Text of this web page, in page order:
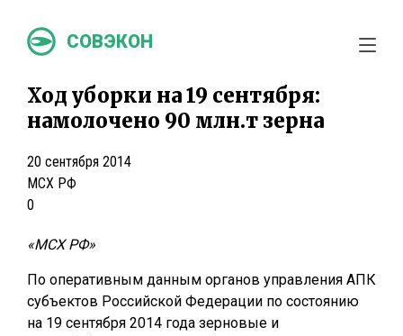
СОВЭКОН
Ход уборки на 19 сентября:
намолочено 90 млн.т зерна
20 сентября 2014
МСХ РФ
0
«МСХ РФ»
По оперативным данным органов управления АПК
субъектов Российской Федерации по состоянию
на 19 сентября 2014 года зерновые и